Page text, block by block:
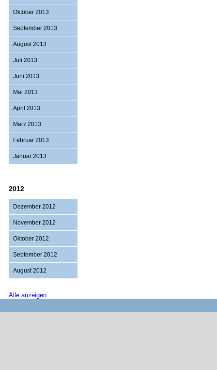
Oktober 2013
September 2013
August 2013
Juli 2013
Juni 2013
Mai 2013
April 2013
März 2013
Februar 2013
Januar 2013
2012
Dezember 2012
November 2012
Oktober 2012
September 2012
August 2012
Alle anzeigen